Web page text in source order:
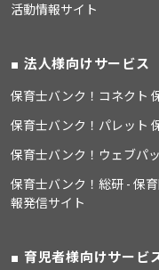
活動情報サイト
法人様向けサービス
保育士バンク！コネクト
保育士バンク！パレット
保育士バンク！ウェブパ
保育士バンク！総研 - 保
報発信サイト
育児者様向けサービ